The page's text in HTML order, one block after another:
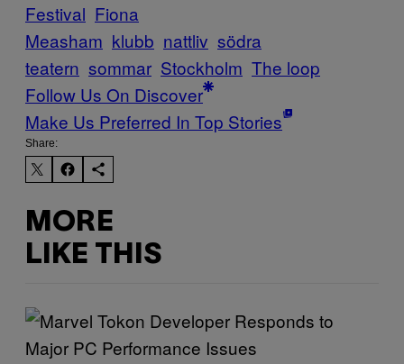
Festival Fiona
Measham klubb nattliv södra
teatern sommar Stockholm The loop
Follow Us On Discover
Make Us Preferred In Top Stories
Share:
MORE
LIKE THIS